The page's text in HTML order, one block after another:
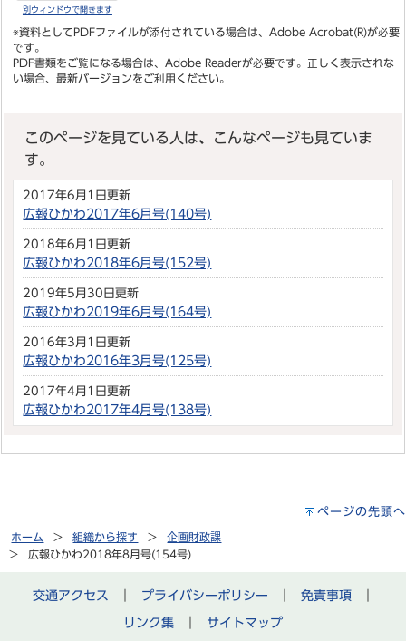
別ウィンドウで開きます
※資料としてPDFファイルが添付されている場合は、 Adobe Acrobat(R)が必要
です。
PDF書類をご覧になる場合は、 Adobe Readerが必要です。正しく表示されな
い場合、最新バージョンをご利用ください。
このページを見ている人は、こんなページも見ていま
す。
2017年6月1日更新
広報ひかわ2017年6月号(140号)
2018年6月1日更新
広報ひかわ2018年6月号(152号)
2019年5月30日更新
広報ひかわ2019年6月号(164号)
2016年3月1日更新
広報ひかわ2016年3月号(125号)
2017年4月1日更新
広報ひかわ2017年4月号(138号)
ページの先頭へ
ホーム 組織から探す
企画財政課
広報ひかわ2018年8月号(154号)
交通アクセス プライバシーポリシー 免責事項
リンク集
サイトマップ